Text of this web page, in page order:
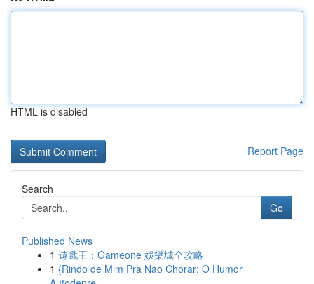
HTML is disabled
Report Page
Search
Go
Published News
1 遊戲王：Gameone 娛樂城全攻略
1 {Rindo de Mim Pra Não Chorar: O Humor